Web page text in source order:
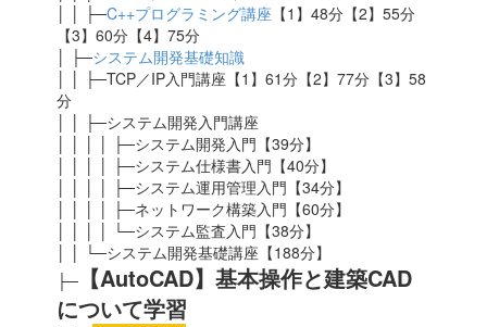
│ │ ├─C++プログラミング講座 【1】48分【2】55分
【3】60分【4】75分
│ ├─システム開発基礎知識
│ │ ├─TCP／IP入門講座【1】61分【2】77分【3】58
分
│ │ ├─システム開発入門講座
│ │ │ │ ├─システム開発入門【39分】
│ │ │ │ ├─システム仕様書入門【40分】
│ │ │ │ ├─システム運用管理入門【34分】
│ │ │ │ ├─ネットワーク構築入門【60分】
│ │ │ │ └─システム監査入門【38分】
│ │ └─システム開発基礎講座【188分】
├─ 【AutoCAD】基本操作と建築CAD
について学習